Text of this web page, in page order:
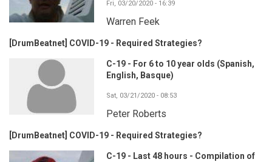
Fri, 03/20/2020 - 16:39
Warren Feek
[DrumBeatnet] COVID-19 - Required Strategies?
C-19 - For 6 to 10 year olds (Spanish,
English, Basque)
Sat, 03/21/2020 - 08:53
Peter Roberts
[DrumBeatnet] COVID-19 - Required Strategies?
C-19 - Last 48 hours - Compilation of